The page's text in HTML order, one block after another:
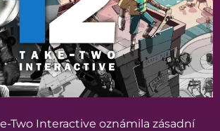
Two Interactive oznámila zásadní